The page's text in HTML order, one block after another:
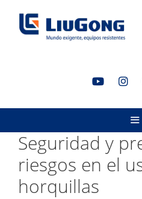
contenido
Seguridad y
riesgos en el
horquillas